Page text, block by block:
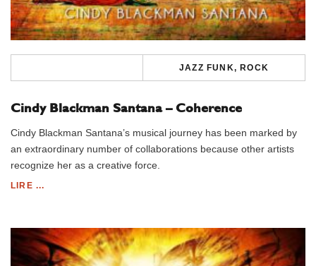
JAZZ FUNK, ROCK
Cindy Blackman Santana – Coherence
Cindy Blackman Santana’s musical journey has been marked by
an extraordinary number of collaborations because other artists
recognize her as a creative force.
LIRE ...